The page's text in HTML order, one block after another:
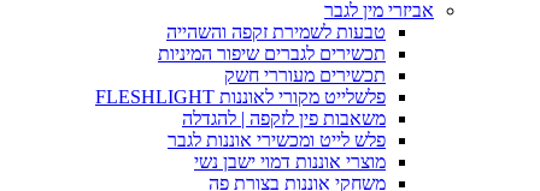
אביזרי מין לגבר
טבעות לשמירת זקפה והשהייה
תכשירים לגברים שיפור המיניות
תכשירים מעוררי חשק
פלשלייט מקורי לאוננות FLESHLIGHT
משאבות פין לזקפה | להגדלה
פלש לייט ומכשירי אוננות לגבר
מוצרי אוננות דמוי ישבן נשי
משחקי אוננות בצורת פה